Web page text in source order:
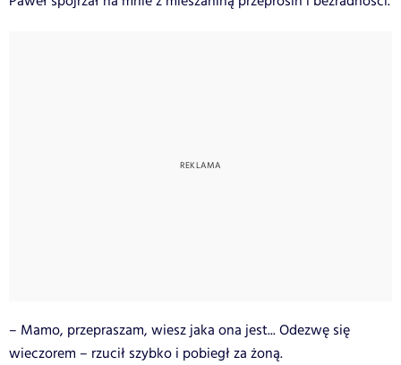
– Mamo, przepraszam, wiesz jaka ona jest... Odezwę się
wieczorem – rzucił szybko i pobiegł za żoną.